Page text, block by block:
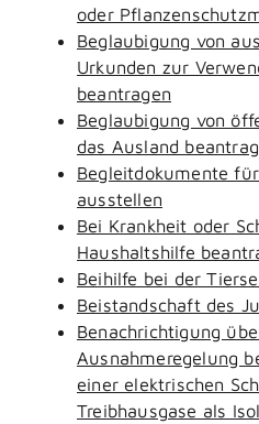
oder
Beglaubigung von
Urkunden zur
beantragen
Beglaubigung von
das Ausland
Begleitdokumente
ausstellen
Bei Krankheit oder
Haushaltshilfe
Beihilfe bei der
Beistandschaft des
Benachrichtigung
Ausnahmeregelung
einer elektrischen
Treibhausgase als